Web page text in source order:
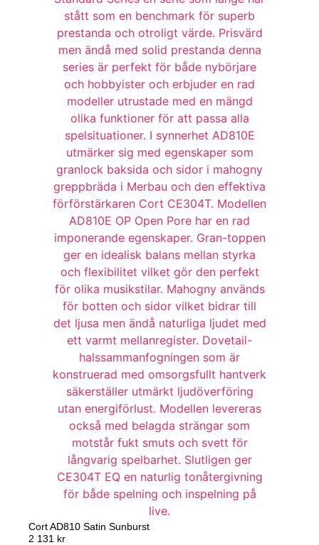
Cort AD810 Satin Sunburst
2 131 kr